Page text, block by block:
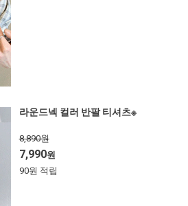
라운드넥 컬러 반팔 티셔츠※
8,890원
7,990원
90원 적립